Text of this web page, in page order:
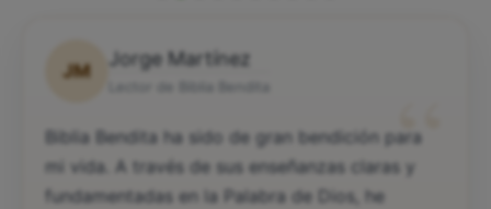
JM
Jorge Martínez
“
Biblia Bendita ha sido de gran bendición para
mi vida. A través de sus enseñanzas claras y
fundamentadas en la Palabra de Dios, he